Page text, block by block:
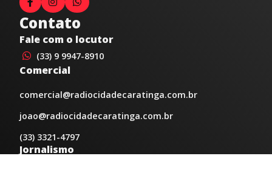
Contato
Fale com o locutor
(33) 9 9947-8910
Comercial
comercial@radiocidadecaratinga.com.br
joao@radiocidadecaratinga.com.br
(33) 3321-4797
Jornalismo